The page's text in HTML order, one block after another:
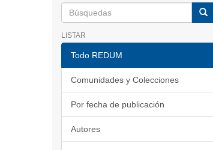
LISTAR
Todo REDUM
Comunidades y Colecciones
Por fecha de publicación
Autores